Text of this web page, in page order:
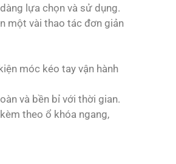
lựa chọn và sử dụng.
một vài thao tác đơn giản
móc kéo tay vận hành
và bền bỉ với thời gian.
theo ổ khóa ngang,